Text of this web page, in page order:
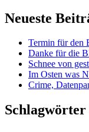
Neueste
Termin für den
Danke für die
Schnee von
Im Osten was
Crime,
Schlagwörter